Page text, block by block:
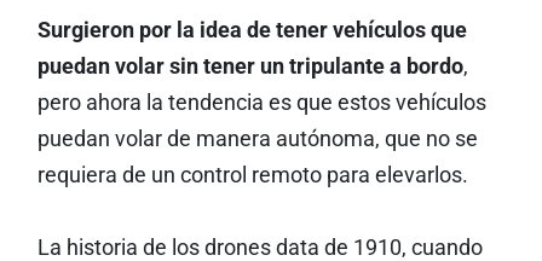
Surgieron por la idea de tener vehículos que
puedan volar sin tener un tripulante a bordo,
pero ahora la tendencia es que estos vehículos
puedan volar de manera autónoma, que no se
requiera de un control remoto para elevarlos.
La historia de los drones data de 1910, cuando